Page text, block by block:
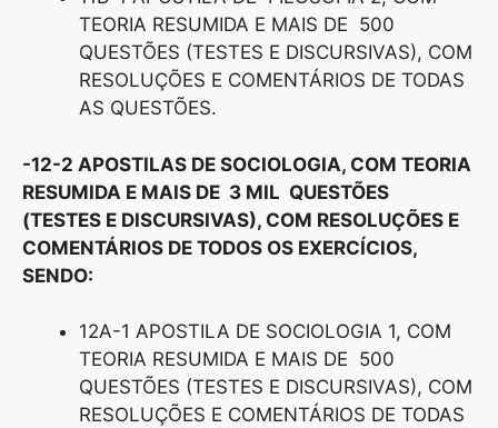
TEORIA RESUMIDA E MAIS DE 500
QUESTÕES (TESTES E DISCURSIVAS), COM
RESOLUÇÕES E COMENTÁRIOS DE TODAS
AS QUESTÕES.
-12-2 APOSTILAS DE SOCIOLOGIA, COM TEORIA
RESUMIDA E MAIS DE 3 MIL QUESTÕES
(TESTES E DISCURSIVAS), COM RESOLUÇÕES E
COMENTÁRIOS DE TODOS OS EXERCÍCIOS,
SENDO:
12A-1 APOSTILA DE SOCIOLOGIA 1, COM
TEORIA RESUMIDA E MAIS DE 500
QUESTÕES (TESTES E DISCURSIVAS), COM
RESOLUÇÕES E COMENTÁRIOS DE TODAS